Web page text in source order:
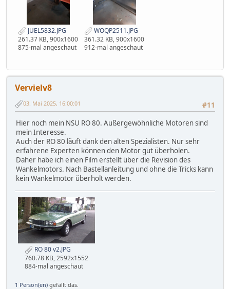
JUEL5832.JPG
261.37 KB, 900x1600
875-mal angeschaut
WOQP2511.JPG
361.32 KB, 900x1600
912-mal angeschaut
Vervielv8
#11
03. Mai 2025, 16:00:01
Hier noch mein NSU RO 80. Außergewöhnliche Motoren sind
mein Interesse.
Auch der RO 80 läuft dank den alten Spezialisten. Nur sehr
erfahrene Experten können den Motor gut überholen.
Daher habe ich einen Film erstellt über die Revision des
Wankelmotors. Nach Bastellanleitung und ohne die Tricks kann
kein Wankelmotor überholt werden.
RO 80 v2.JPG
760.78 KB, 2592x1552
884-mal angeschaut
1 Person(en) gefällt das.